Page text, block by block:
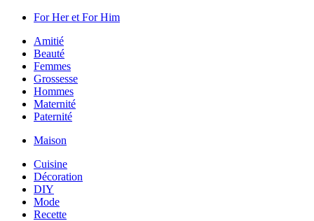
For Her et For Him
Amitié
Beauté
Femmes
Grossesse
Hommes
Maternité
Paternité
Maison
Cuisine
Décoration
DIY
Mode
Recette